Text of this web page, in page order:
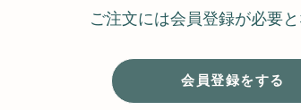
ご注文には会員登録が必要と
会員登録をする